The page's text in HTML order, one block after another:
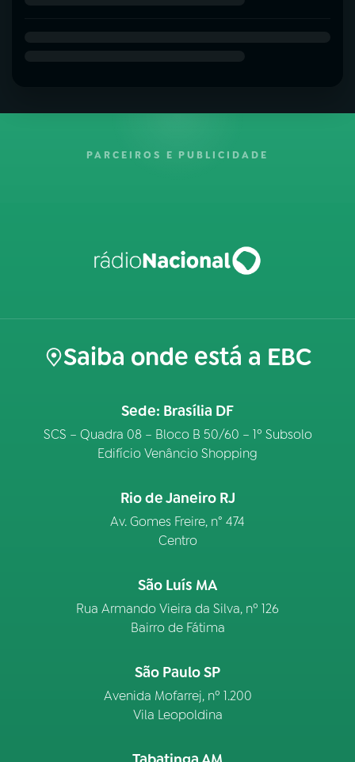
PARCEIROS E PUBLICIDADE
Saiba onde está a EBC
Sede: Brasília DF
SCS – Quadra 08 – Bloco B 50/60 – 1º Subsolo
Edifício Venâncio Shopping
Rio de Janeiro RJ
Av. Gomes Freire, n° 474
Centro
São Luís MA
Rua Armando Vieira da Silva, nº 126
Bairro de Fátima
São Paulo SP
Avenida Mofarrej, nº 1.200
Vila Leopoldina